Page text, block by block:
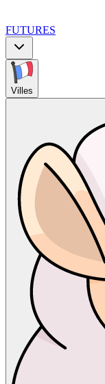
FUTURES
Villes